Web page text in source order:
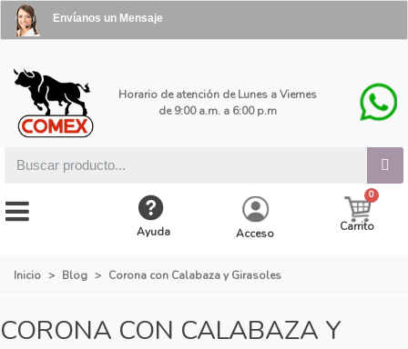
Envíanos un Mensaje
Horario de atención de Lunes a Viernes
de 9:00 a.m. a 6:00 p.m
Ayuda Acceso Carrito
Inicio > Blog > Corona con Calabaza y Girasoles
CORONA CON CALABAZA Y